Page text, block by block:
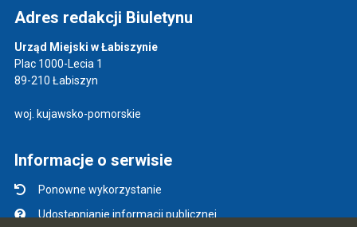
Adres redakcji Biuletynu
Urząd Miejski w Łabiszynie
Plac 1000-Lecia 1
89-210 Łabiszyn
woj. kujawsko-pomorskie
Informacje o serwisie
Ponowne wykorzystanie
Udostępnianie informacji publicznej